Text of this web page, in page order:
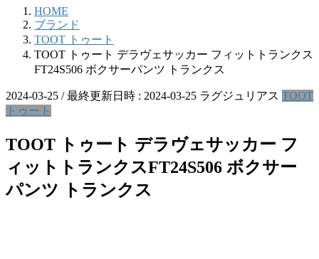
HOME
ブランド
TOOT トゥート
TOOT トゥート デラヴェサッカー フィットトランクス
FT24S506 ボクサーパンツ トランクス
2024-03-25 / 最終更新日時 : 2024-03-25 ラグジュリアス TOOT
トゥート
TOOT トゥート デラヴェサッカー フ
ィットトランクスFT24S506 ボクサー
パンツ トランクス